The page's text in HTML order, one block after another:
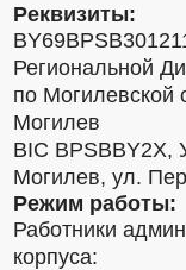
Реквизиты:
Региональной
по Могилевской
Могилев
BIC BPSBBY2X,
Могилев, ул.
Режим работы:
Работники
корпуса: